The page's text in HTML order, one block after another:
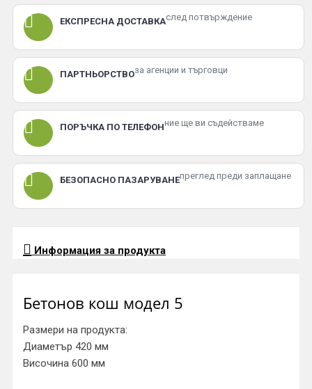
ЕКСПРЕСНА ДОСТАВКАслед потвърждение
ПАРТНЬОРСТВОза агенции и търговци
ПОРЪЧКА ПО ТЕЛЕФОНние ще ви съдействаме
БЕЗОПАСНО ПАЗАРУВАНЕпреглед преди заплащане
Информация за продукта
Бетонов кош модел 5
Размери на продукта:
Диаметър 420 мм
Височина 600 мм